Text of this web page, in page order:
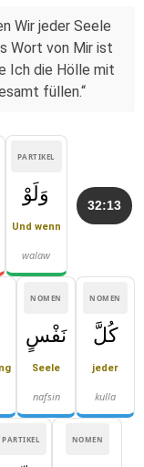
Wir jeder Seele
Wort von Mir ist
Ich die Hölle mit
füllen.“
32:13
PARTIKEL
وَلَوْ
Und wenn
walaw
NOMEN
كُلَّ
jeder
kulla
NOMEN
نَفْسٍ
Seele
nafsin
NOMEN
PARTIKEL